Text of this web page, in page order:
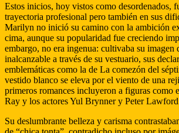
Estos inicios, hoy vistos como desordenados,
trayectoria profesional pero también en sus
Marilyn no inició su camino con la ambición
cima, aunque su popularidad fue creciendo
embargo, no era ingenua: cultivaba su imagen
inalcanzable a través de su vestuario, sus
emblemáticas como la de La comezón del
vestido blanco se eleva por el viento de una
primeros romances incluyeron a figuras como
Ray y los actores Yul Brynner y Peter
Su deslumbrante belleza y carisma